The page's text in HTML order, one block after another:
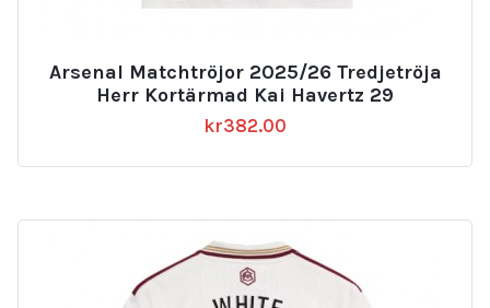
Arsenal Matchtröjor 2025/26 Tredjetröja
Herr Kortärmad Kai Havertz 29
kr382.00